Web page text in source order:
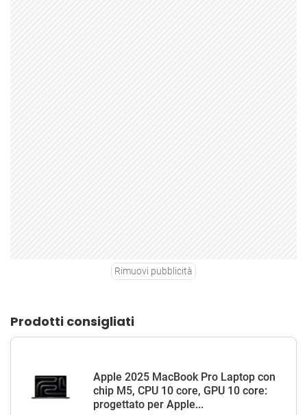
Rimuovi pubblicità
Prodotti consigliati
Apple 2025 MacBook Pro Laptop con
chip M5, CPU 10 core, GPU 10 core:
progettato per Apple...